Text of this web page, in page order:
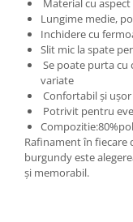
Material cu
Lungime medie,
Inchidere cu
Slit mic la spate
Se poate purta cu
variate
Confortabil și
Potrivit pentru
Rafinament în fiecare
burgundy este
și memorabil.